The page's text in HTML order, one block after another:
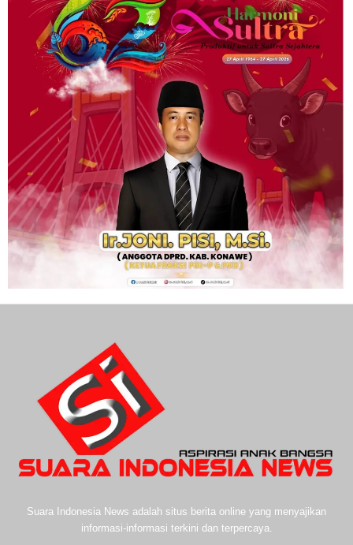
Suara Indonesia News adalah situs berita online yang menyajikan
informasi-informasi terkini dan terpercaya.